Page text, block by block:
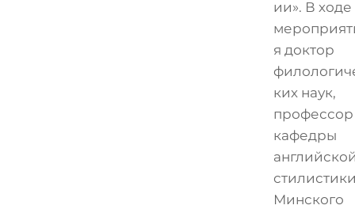
ии». В ходе
я доктор
ких наук,
профессор
кафедры
Минского